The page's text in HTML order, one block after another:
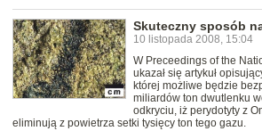
Skuteczny sposób
10 listopada 2008, 15:04
W Preceedings of the
ukazał się artykuł
której możliwe będzie
miliardów ton dwutlenku
odkryciu, iż perydotyty z
eliminują z powietrza setki tysięcy ton tego gazu.